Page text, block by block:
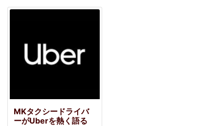
MKタクシードライバ
ーがUberを熱く語る